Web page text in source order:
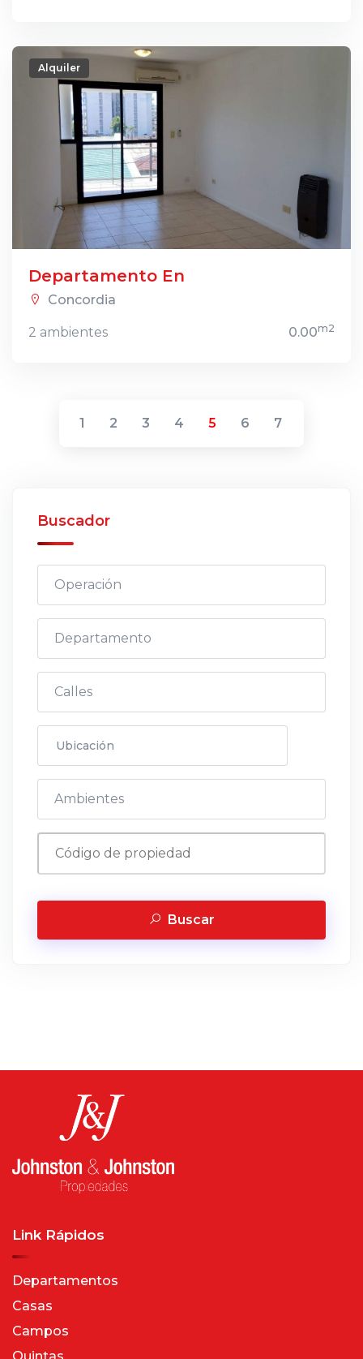
Alquiler
Departamento En
Concordia
2 ambientes 0.00m2
1 2 3 4 5 6 7
Buscador
Buscar
Link Rápidos
Departamentos
Casas
Campos